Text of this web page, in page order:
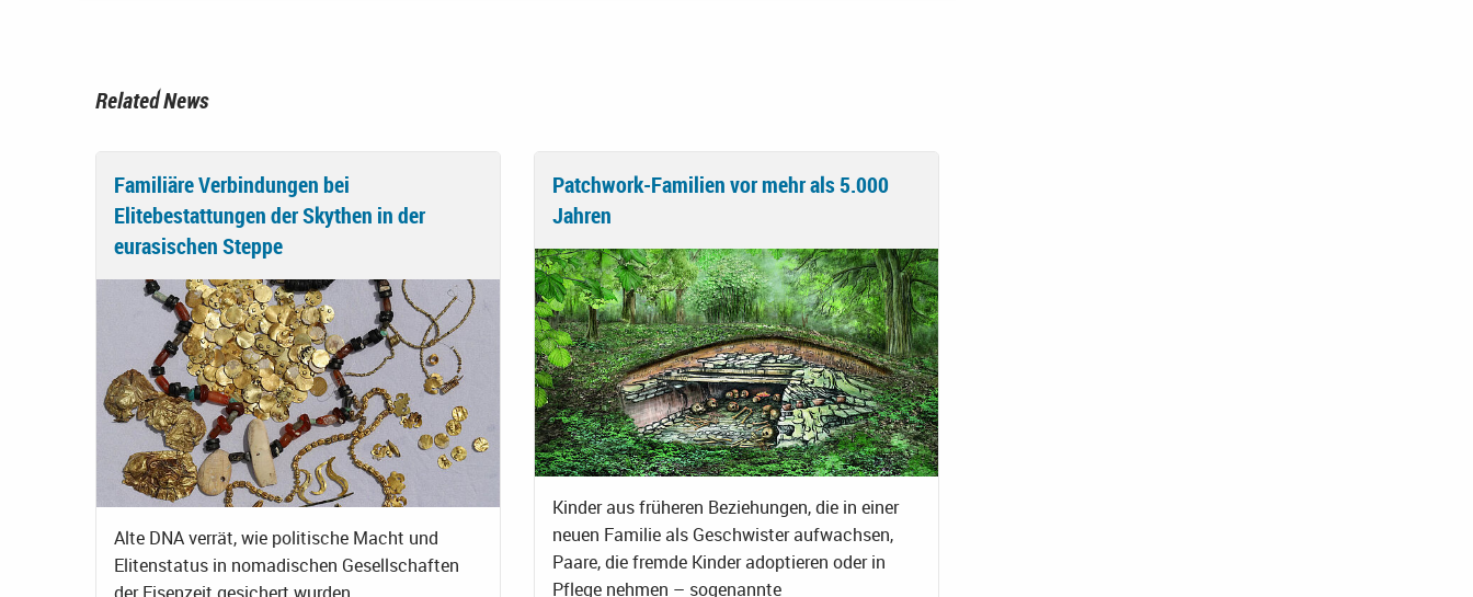
Related News
Familiäre Verbindungen bei
Elitebestattungen der Skythen in der
eurasischen Steppe
Alte DNA verrät, wie politische Macht und
Elitenstatus in nomadischen Gesellschaften
Patchwork-Familien vor mehr als 5.000
Jahren
Kinder aus früheren Beziehungen, die in einer
neuen Familie als Geschwister aufwachsen,
Paare, die fremde Kinder adoptieren oder in
Pflege nehmen – sogenannte